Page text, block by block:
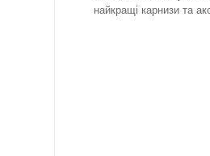
найкращі карнизи та